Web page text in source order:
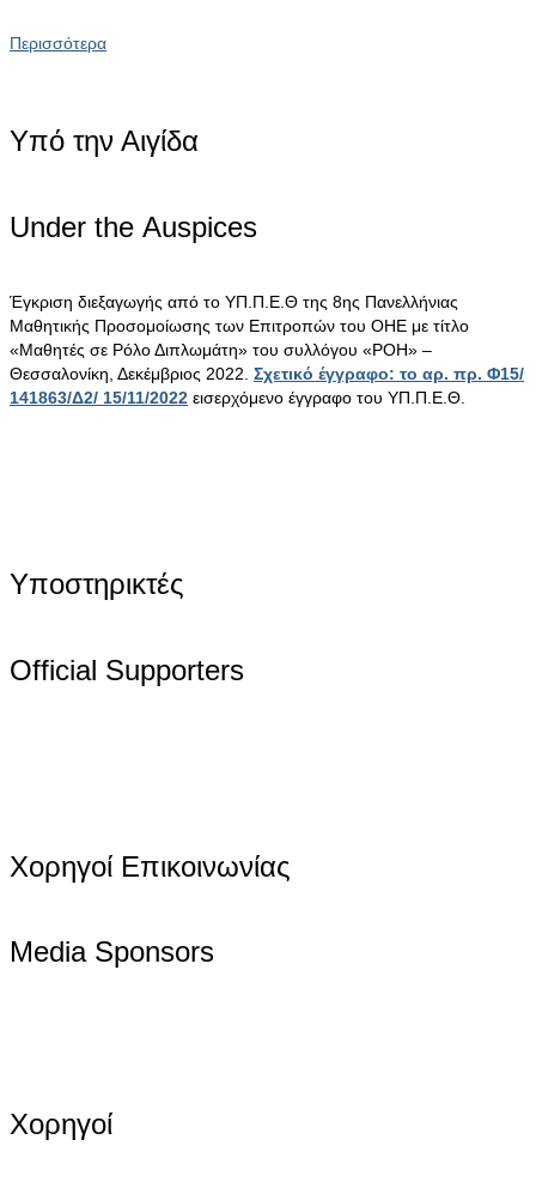
Περισσότερα
Υπό την Αιγίδα
Under the Αuspices
Έγκριση διεξαγωγής από το ΥΠ.Π.Ε.Θ της 8ης Πανελλήνιας
Μαθητικής Προσομοίωσης των Επιτροπών του ΟΗΕ με τίτλο
«Μαθητές σε Ρόλο Διπλωμάτη» του συλλόγου «ΡΟΗ» –
Θεσσαλονίκη, Δεκέμβριος 2022. Σχετικό έγγραφο: το αρ. πρ. Φ15/
141863/Δ2/ 15/11/2022 εισερχόμενο έγγραφο του ΥΠ.Π.Ε.Θ.
Υποστηρικτές
Official Supporters
Χορηγοί Επικοινωνίας
Media Sponsors
Χορηγοί